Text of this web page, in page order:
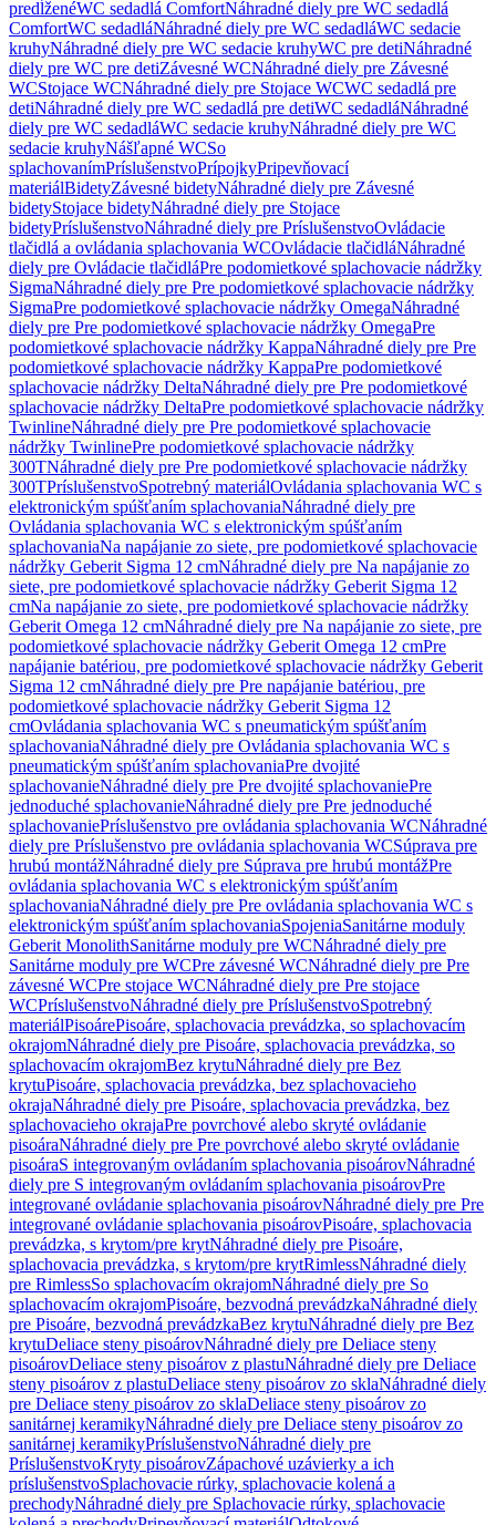
predĺženéWC sedadlá ComfortNáhradné diely pre WC sedadlá
ComfortWC sedadláNáhradné diely pre WC sedadláWC sedacie
kruhyNáhradné diely pre WC sedacie kruhyWC pre detiNáhradné
diely pre WC pre detiZávesné WCNáhradné diely pre Závesné
WCStojace WCNáhradné diely pre Stojace WCWC sedadlá pre
detiNáhradné diely pre WC sedadlá pre detiWC sedadláNáhradné
diely pre WC sedadláWC sedacie kruhyNáhradné diely pre WC
sedacie kruhyNášľapné WCSo
splachovanímPríslušenstvoPrípojkyPripevňovací
materiálBidetyZávesné bidetyNáhradné diely pre Závesné
bidetyStojace bidetyNáhradné diely pre Stojace
bidetyPríslušenstvoNáhradné diely pre PríslušenstvoOvládacie
tlačidlá a ovládania splachovania WCOvládacie tlačidláNáhradné
diely pre Ovládacie tlačidláPre podomietkové splachovacie nádržky
SigmaNáhradné diely pre Pre podomietkové splachovacie nádržky
SigmaPre podomietkové splachovacie nádržky OmegaNáhradné
diely pre Pre podomietkové splachovacie nádržky OmegaPre
podomietkové splachovacie nádržky KappaNáhradné diely pre Pre
podomietkové splachovacie nádržky KappaPre podomietkové
splachovacie nádržky DeltaNáhradné diely pre Pre podomietkové
splachovacie nádržky DeltaPre podomietkové splachovacie nádržky
TwinlineNáhradné diely pre Pre podomietkové splachovacie
nádržky TwinlinePre podomietkové splachovacie nádržky
300TNáhradné diely pre Pre podomietkové splachovacie nádržky
300TPríslušenstvoSpotrebný materiálOvládania splachovania WC s
elektronickým spúšťaním splachovaniaNáhradné diely pre
Ovládania splachovania WC s elektronickým spúšťaním
splachovaniaNa napájanie zo siete, pre podomietkové splachovacie
nádržky Geberit Sigma 12 cmNáhradné diely pre Na napájanie zo
siete, pre podomietkové splachovacie nádržky Geberit Sigma 12
cmNa napájanie zo siete, pre podomietkové splachovacie nádržky
Geberit Omega 12 cmNáhradné diely pre Na napájanie zo siete, pre
podomietkové splachovacie nádržky Geberit Omega 12 cmPre
napájanie batériou, pre podomietkové splachovacie nádržky Geberit
Sigma 12 cmNáhradné diely pre Pre napájanie batériou, pre
podomietkové splachovacie nádržky Geberit Sigma 12
cmOvládania splachovania WC s pneumatickým spúšťaním
splachovaniaNáhradné diely pre Ovládania splachovania WC s
pneumatickým spúšťaním splachovaniaPre dvojité
splachovanieNáhradné diely pre Pre dvojité splachovaniePre
jednoduché splachovanieNáhradné diely pre Pre jednoduché
splachovaniePríslušenstvo pre ovládania splachovania WCNáhradné
diely pre Príslušenstvo pre ovládania splachovania WCSúprava pre
hrubú montážNáhradné diely pre Súprava pre hrubú montážPre
ovládania splachovania WC s elektronickým spúšťaním
splachovaniaNáhradné diely pre Pre ovládania splachovania WC s
elektronickým spúšťaním splachovaniaSpojeniaSanitárne moduly
Geberit MonolithSanitárne moduly pre WCNáhradné diely pre
Sanitárne moduly pre WCPre závesné WCNáhradné diely pre Pre
závesné WCPre stojace WCNáhradné diely pre Pre stojace
WCPríslušenstvoNáhradné diely pre PríslušenstvoSpotrebný
materiálPisoárePisoáre, splachovacia prevádzka, so splachovacím
okrajomNáhradné diely pre Pisoáre, splachovacia prevádzka, so
splachovacím okrajomBez krytuNáhradné diely pre Bez
krytuPisoáre, splachovacia prevádzka, bez splachovacieho
okrajaNáhradné diely pre Pisoáre, splachovacia prevádzka, bez
splachovacieho okrajaPre povrchové alebo skryté ovládanie
pisoáraNáhradné diely pre Pre povrchové alebo skryté ovládanie
pisoáraS integrovaným ovládaním splachovania pisoárovNáhradné
diely pre S integrovaným ovládaním splachovania pisoárovPre
integrované ovládanie splachovania pisoárovNáhradné diely pre Pre
integrované ovládanie splachovania pisoárovPisoáre, splachovacia
prevádzka, s krytom/pre krytNáhradné diely pre Pisoáre,
splachovacia prevádzka, s krytom/pre krytRimlessNáhradné diely
pre RimlessSo splachovacím okrajomNáhradné diely pre So
splachovacím okrajomPisoáre, bezvodná prevádzkaNáhradné diely
pre Pisoáre, bezvodná prevádzkaBez krytuNáhradné diely pre Bez
krytuDeliace steny pisoárovNáhradné diely pre Deliace steny
pisoárovDeliace steny pisoárov z plastuNáhradné diely pre Deliace
steny pisoárov z plastuDeliace steny pisoárov zo sklaNáhradné diely
pre Deliace steny pisoárov zo sklaDeliace steny pisoárov zo
sanitárnej keramikyNáhradné diely pre Deliace steny pisoárov zo
sanitárnej keramikyPríslušenstvoNáhradné diely pre
PríslušenstvoKryty pisoárovZápachové uzávierky a ich
príslušenstvoSplachovacie rúrky, splachovacie kolená a
prechodyNáhradné diely pre Splachovacie rúrky, splachovacie